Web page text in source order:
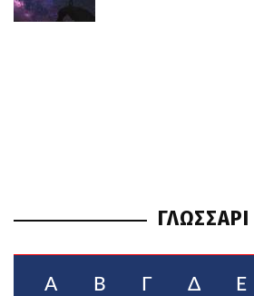
ΓΛΩΣΣΑΡΙ
Α Β Γ Δ Ε